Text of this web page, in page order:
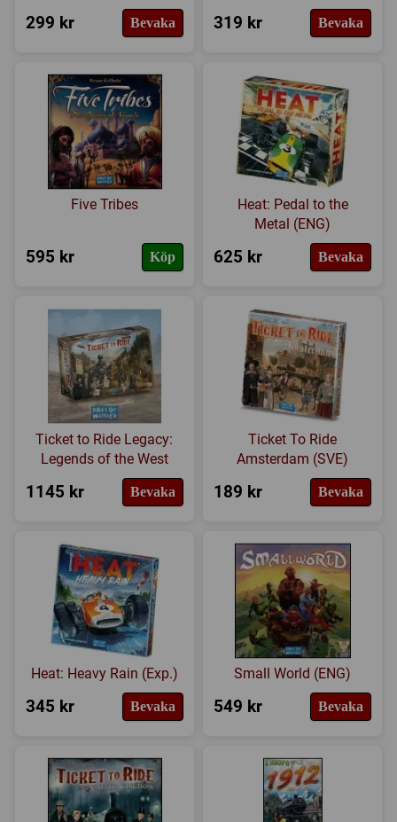
299 kr Bevaka 319 kr Bevaka
Five Tribes
595 kr Köp
Heat: Pedal to the
Metal (ENG)
625 kr Bevaka
Ticket to Ride Legacy:
Legends of the West
1145 kr Bevaka
Ticket To Ride
Amsterdam (SVE)
189 kr Bevaka
Heat: Heavy Rain (Exp.)
345 kr Bevaka
Small World (ENG)
549 kr Bevaka